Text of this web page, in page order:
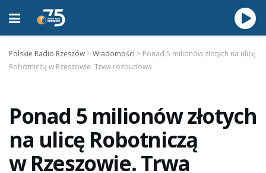
Polskie Radio Rzeszów >Wiadomości > Ponad 5 milionów złotych na ulicę
Robotniczą w Rzeszowie. Trwa rozbudowa
Ponad 5 milionów złotych
na ulicę Robotniczą
w Rzeszowie. Trwa